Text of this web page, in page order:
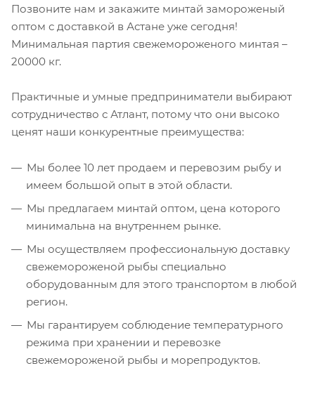
Позвоните нам и закажите минтай замороженый
оптом с доставкой в Астане уже сегодня!
Минимальная партия свежемороженого минтая –
20000 кг.
Практичные и умные предприниматели выбирают
сотрудничество с Атлант, потому что они высоко
ценят наши конкурентные преимущества:
Мы более 10 лет продаем и перевозим рыбу и
имеем большой опыт в этой области.
Мы предлагаем минтай оптом, цена которого
минимальна на внутреннем рынке.
Мы осуществляем профессиональную доставку
свежемороженой рыбы специально
оборудованным для этого транспортом в любой
регион.
Мы гарантируем соблюдение температурного
режима при хранении и перевозке
свежемороженой рыбы и морепродуктов.